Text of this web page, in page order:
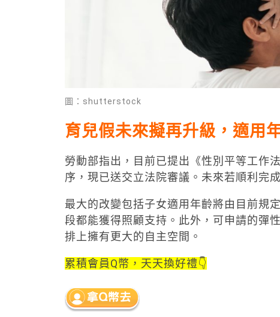
圖：shutterstock
育兒假未來擬再升級，適用
勞動部指出，目前已提出《性別平等工作
序，現已送交立法院審議。未來若順利完
最大的改變包括子女適用年齡將由目前規
段都能獲得照顧支持。此外，可申請的彈
排上擁有更大的自主空間。
累積會員Q幣，天天換好禮👇